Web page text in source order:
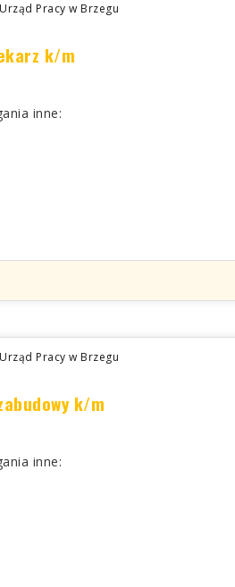
Pracy w Brzegu
k/m
inne:
Pracy w Brzegu
k/m
inne: